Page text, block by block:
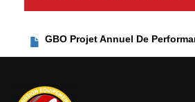
GBO Projet Annuel De